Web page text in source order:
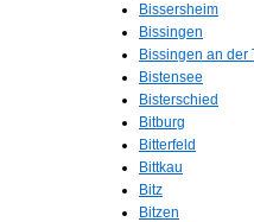
Bissersheim
Bissingen
Bissingen an der
Bistensee
Bisterschied
Bitburg
Bitterfeld
Bittkau
Bitz
Bitzen